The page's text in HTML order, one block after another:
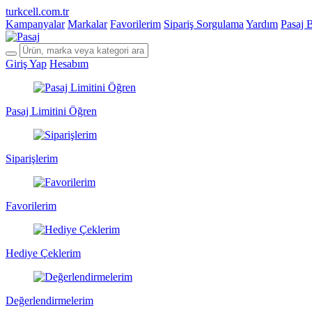
turkcell.com.tr
Kampanyalar Markalar Favorilerim Sipariş Sorgulama Yardım Pasaj
Giriş Yap Hesabım
Pasaj Limitini Öğren
Siparişlerim
Favorilerim
Hediye Çeklerim
Değerlendirmelerim